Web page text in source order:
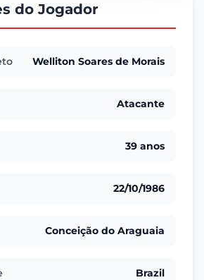
do Jogador
Welliton Soares de Morais
Atacante
39 anos
22/10/1986
Conceição do Araguaia
Brazil